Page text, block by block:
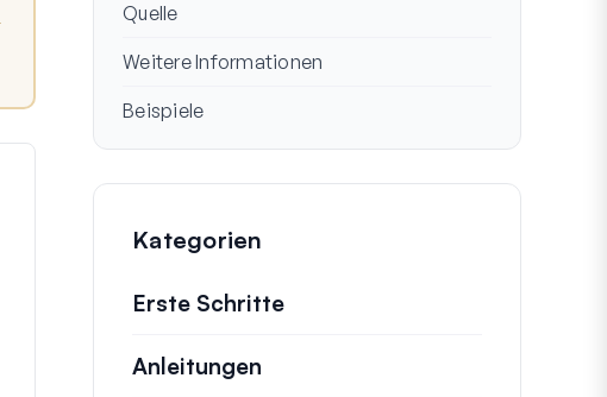
Quelle
Weitere Informationen
Beispiele
Kategorien
Erste Schritte
Anleitungen